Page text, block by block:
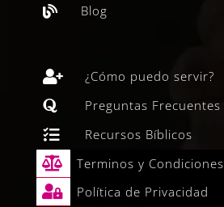
 Blog
 ¿Cómo puedo servir?
 Preguntas Frecuentes
 Recursos Bíblicos
 Terminos y Condiciones
 Política de Privacidad